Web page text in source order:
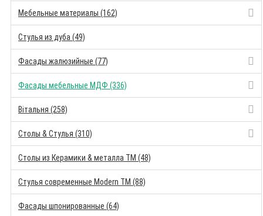
Мебельные материалы (162)
Стулья из дуба (49)
Фасады жалюзийные (77)
Фасады мебельные МДФ (336)
Вітальня (258)
Столы & Стулья (310)
Столы из Керамики & металла TM (48)
Стулья современные Modern TM (88)
Фасады шпонированные (64)